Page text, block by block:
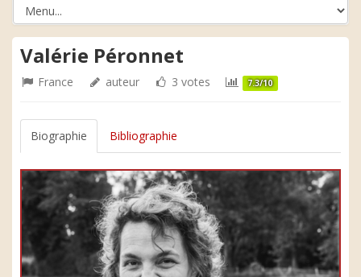
Valérie Péronnet
France auteur 3 votes 7.3/10
Biographie Bibliographie